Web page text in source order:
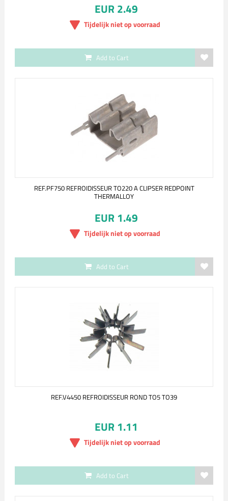
EUR 2.49
Tijdelijk niet op voorraad
Add to Cart
REF.PF750 REFROIDISSEUR TO220 A CLIPSER REDPOINT
THERMALLOY
EUR 1.49
Tijdelijk niet op voorraad
Add to Cart
REF.V4450 REFROIDISSEUR ROND TO5 TO39
EUR 1.11
Tijdelijk niet op voorraad
Add to Cart